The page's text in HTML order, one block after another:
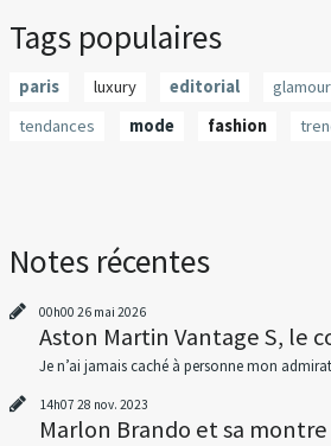
Tags populaires
paris luxury editorial glamour
tendances
mode fashion
Notes récentes
00h00 26 mai 2026
Aston Martin Vantage S, le
Je n’ai jamais caché à personne mon
14h07 28 nov. 2023
Marlon Brando et sa